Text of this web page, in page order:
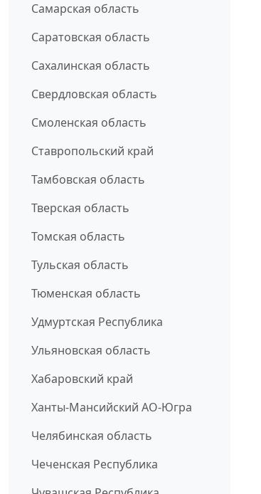
Самарская область
Саратовская область
Сахалинская область
Свердловская область
Смоленская область
Ставропольский край
Тамбовская область
Тверская область
Томская область
Тульская область
Тюменская область
Удмуртская Республика
Ульяновская область
Хабаровский край
Ханты-Мансийский АО-Югра
Челябинская область
Чеченская Республика